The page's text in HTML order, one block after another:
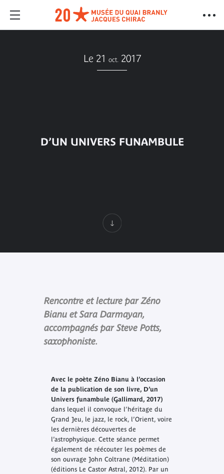
Le 21 oct. 2017
D’UN UNIVERS FUNAMBULE
Rencontre et lecture par Zéno
Bianu et Sara Darmayan,
accompagnés par Steve Potts,
saxophoniste.
Avec le poète Zéno Bianu à l’occasion
de la publication de son livre, D’un
Univers funambule (Gallimard, 2017)
dans lequel il convoque l’héritage du
Grand Jeu, le jazz, le rock, l’Orient, voire
les dernières découvertes de
l’astrophysique. Cette séance permet
également de réécouter les poèmes de
son ouvrage John Coltrane (Méditation)
(éditions Le Castor Astral, 2012). Par un